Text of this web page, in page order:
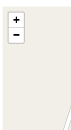
+
−